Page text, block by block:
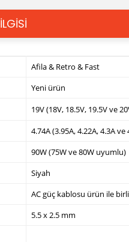
Afila & Retro & Fast
Yeni ürün
19V (18V, 18.5V, 19.5V ve
4.74A (3.95A, 4.22A, 4.3A
90W (75W ve 80W uyumlu)
Siyah
AC güç kablosu ürün ile
5.5 x 2.5 mm